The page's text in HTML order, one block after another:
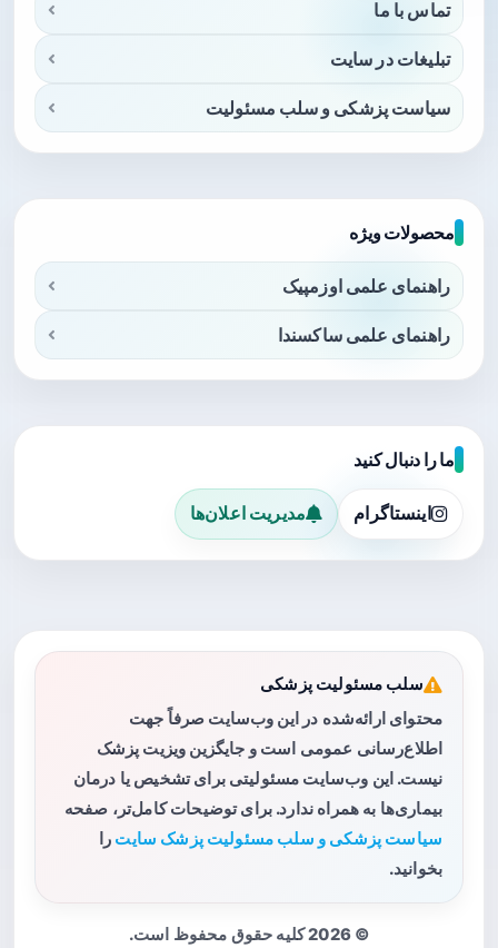
تماس با ما
تبلیغات در سایت
سیاست پزشکی و سلب مسئولیت
محصولات ویژه
راهنمای علمی اوزمپیک
راهنمای علمی ساکسندا
ما را دنبال کنید
اینستاگرام مدیریت اعلان‌ها
سلب مسئولیت پزشکی
محتوای ارائه‌شده در این وب‌سایت صرفاً جهت
اطلاع‌رسانی عمومی است و جایگزین ویزیت پزشک
نیست. این وب‌سایت مسئولیتی برای تشخیص یا درمان
بیماری‌ها به همراه ندارد. برای توضیحات کامل‌تر، صفحه
سیاست پزشکی و سلب مسئولیت پزشک سایت را
بخوانید.
© 2026 کلیه حقوق محفوظ است.